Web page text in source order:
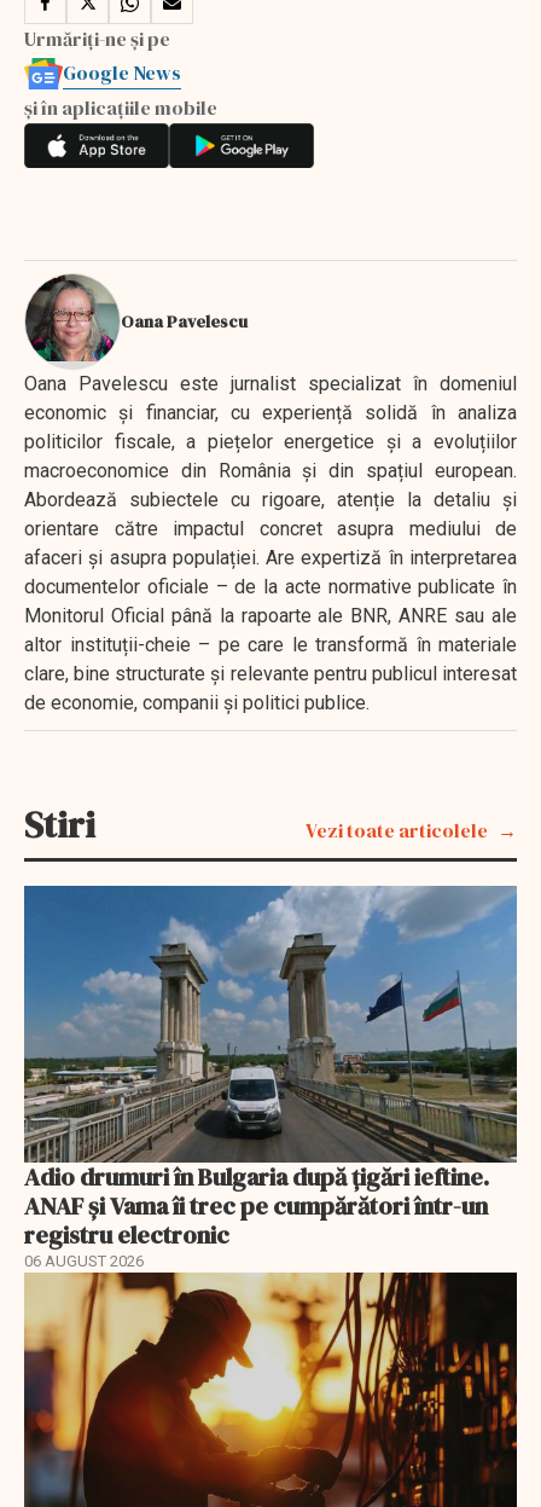
Urmăriți-ne și pe
Google News
și în aplicațiile mobile
Oana Pavelescu
Oana Pavelescu este jurnalist specializat în domeniul
economic și financiar, cu experiență solidă în analiza
politicilor fiscale, a piețelor energetice și a evoluțiilor
macroeconomice din România și din spațiul european.
Abordează subiectele cu rigoare, atenție la detaliu și
orientare către impactul concret asupra mediului de
afaceri și asupra populației. Are expertiză în interpretarea
documentelor oficiale – de la acte normative publicate în
Monitorul Oficial până la rapoarte ale BNR, ANRE sau ale
altor instituții-cheie – pe care le transformă în materiale
clare, bine structurate și relevante pentru publicul interesat
de economie, companii și politici publice.
Stiri Vezi toate articolele
Adio drumuri în Bulgaria după țigări ieftine.
ANAF și Vama îi trec pe cumpărători într-un
registru electronic
06 AUGUST 2026